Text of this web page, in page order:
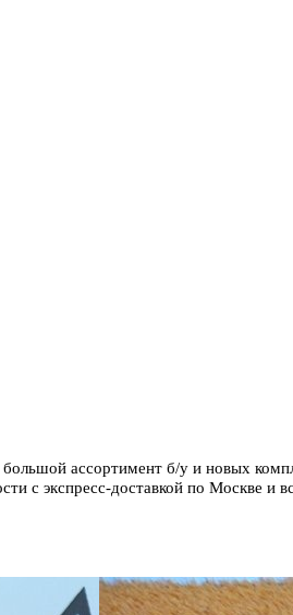
ассортимент б/у и новых
с экспресс-доставкой по Москве и